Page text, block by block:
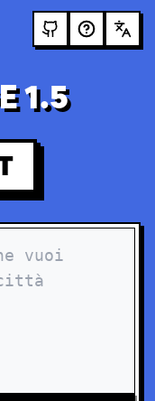
1.5